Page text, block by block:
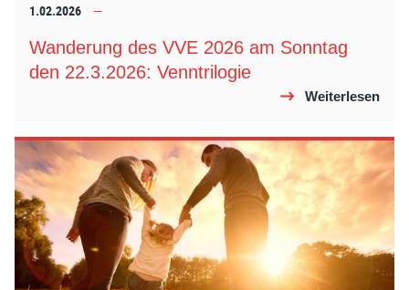
1.02.2026
Wanderung des VVE 2026 am Sonntag
den 22.3.2026: Venntrilogie
Weiterlesen